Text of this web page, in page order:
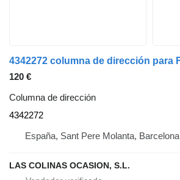
120 €
Columna de dirección
4342272
España, Sant Pere Molanta, Barcelona
LAS COLINAS OCASION, S.L.